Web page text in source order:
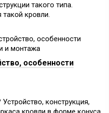
такого типа.
такой кровли.
особенности
конструкция,